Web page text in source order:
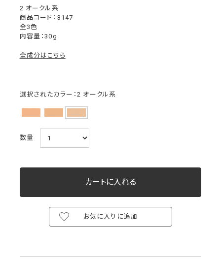
3147
2 オークル系
全3色
内容量：30g
全成分はこちら
選択されたカラー：2 オークル系
数量
お気に入りに追加